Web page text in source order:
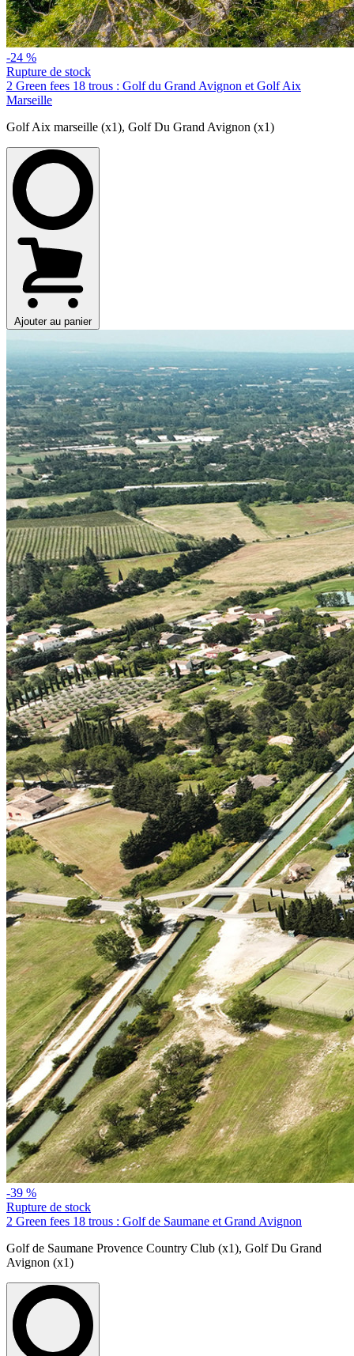
-24 %
Rupture de stock
2 Green fees 18 trous : Golf du Grand Avignon et Golf Aix
Marseille
Golf Aix marseille (x1), Golf Du Grand Avignon (x1)
Ajouter au panier
-39 %
Rupture de stock
2 Green fees 18 trous : Golf de Saumane et Grand Avignon
Golf de Saumane Provence Country Club (x1), Golf Du Grand
Avignon (x1)